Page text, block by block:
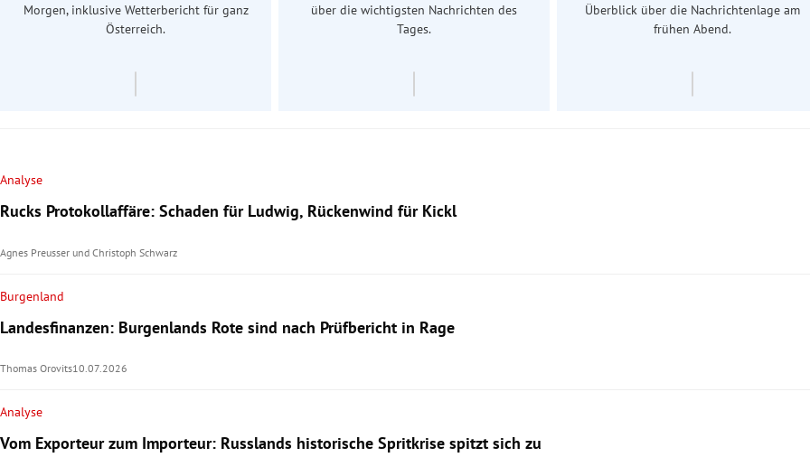
Morgen, inklusive Wetterbericht für ganz
Österreich.
über die wichtigsten Nachrichten des
Tages.
Überblick über die Nachrichtenlage am
frühen Abend.
Analyse
Rucks Protokollaffäre: Schaden für Ludwig, Rückenwind für Kickl
Agnes Preusser und Christoph Schwarz
Burgenland
Landesfinanzen: Burgenlands Rote sind nach Prüfbericht in Rage
Thomas Orovits10.07.2026
Analyse
Vom Exporteur zum Importeur: Russlands historische Spritkrise spitzt sich zu